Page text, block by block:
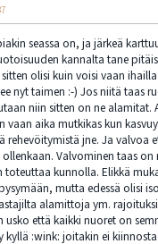
seassa on, ja järkeä
kannalta tane
olisi kuin voisi vaan
nyt taimen :-) Jos niitä taas
niin sitten on ne alamitat.
vaan aika mutkikas kun
rehevöitymistä jne. Ja valvoa
Valvominen taas on
kunnolla. Elikkä
mutta edessä olisi
alamittoja ym.
usko että kaikki nuoret on
kyllä :wink: joitakin ei